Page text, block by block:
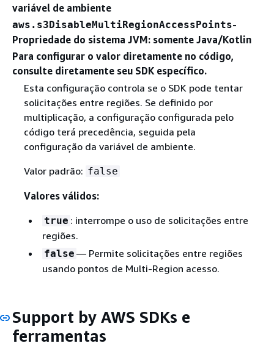
variável de ambiente
aws.s3DisableMultiRegionAccessPoints-
Propriedade do sistema JVM: somente Java/Kotlin
Para configurar o valor diretamente no código,
consulte diretamente seu SDK específico.
Esta configuração controla se o SDK pode tentar
solicitações entre regiões. Se definido por
multiplicação, a configuração configurada pelo
código terá precedência, seguida pela
configuração da variável de ambiente.
Valor padrão: false
Valores válidos:
true : interrompe o uso de solicitações entre
regiões.
false — Permite solicitações entre regiões
usando pontos de Multi-Region acesso.
Support by AWS SDKs e
ferramentas